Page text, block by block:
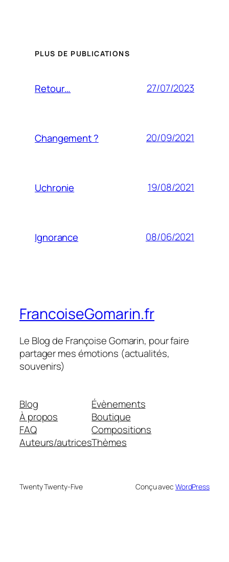
PLUS DE PUBLICATIONS
Retour… 27/07/2023
Changement ? 20/09/2021
Uchronie 19/08/2021
Ignorance 08/06/2021
FrancoiseGomarin.fr
Le Blog de Françoise Gomarin, pour faire
partager mes émotions (actualités,
souvenirs)
Blog
À propos
FAQ
Auteurs/autrices
Évènements
Boutique
Compositions
Thèmes
Twenty Twenty-Five Conçu avec WordPress